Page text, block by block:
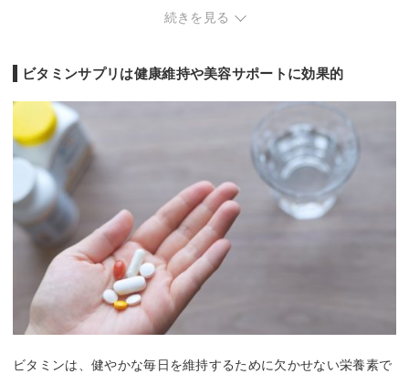
1日2粒
続きを見る
ビタミンサプリは健康維持や美容サポートに効果的
ビタミンは、健やかな毎日を維持するために欠かせない栄養素で